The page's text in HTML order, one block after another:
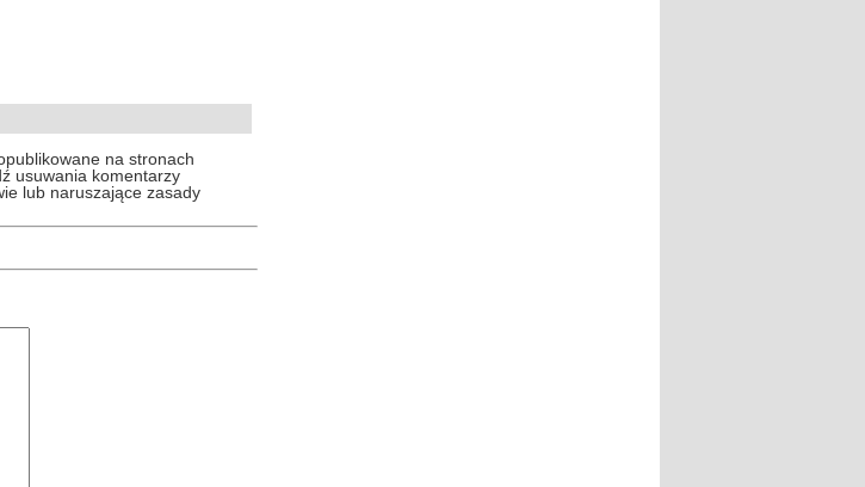
na stronach
usuwania komentarzy
lub naruszające zasady